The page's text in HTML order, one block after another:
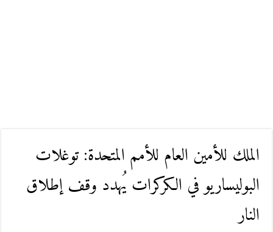
الملك للأمين العام للأمم المتحدة: توغلات
البوليساريو في الكركرات يُهدد وقف إطلاق
النار